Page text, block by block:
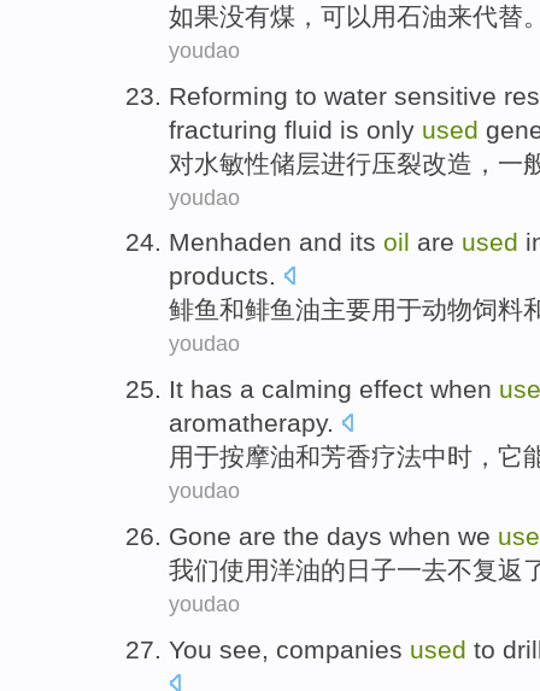
如果没有煤 ， 可以用石油来代替
youdao
Reforming to water sensitive
fracturing fluid is only used
对水敏性储层进行压裂改造 ，一
youdao
Menhaden and its oil are used
products.
鲱鱼和鲱鱼油主要用于动物饲料
youdao
It has a calming effect when
aromatherapy.
用于按摩油和芳香疗法中时， 它
youdao
Gone are the days when we
我们使用洋油的 日子一去不复返
youdao
You see, companies used to